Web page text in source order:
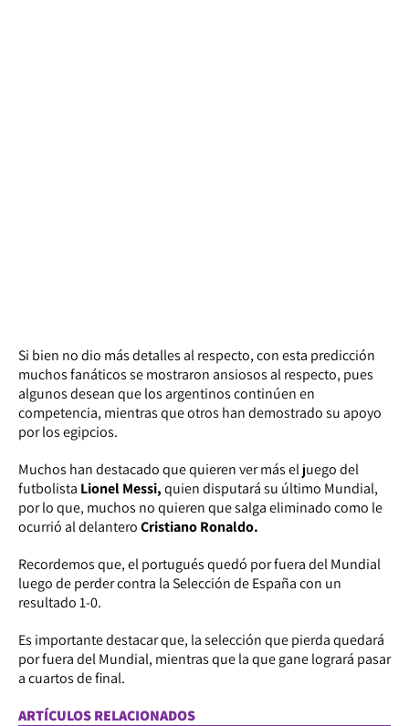
Si bien no dio más detalles al respecto, con esta predicción
muchos fanáticos se mostraron ansiosos al respecto, pues
algunos desean que los argentinos continúen en
competencia, mientras que otros han demostrado su apoyo
por los egipcios.
Muchos han destacado que quieren ver más el juego del
futbolista Lionel Messi,quien disputará su último Mundial,
por lo que, muchos no quieren que salga eliminado como le
ocurrió al delanteroCristiano Ronaldo.
Recordemos que, el portugués quedó por fuera del Mundial
luego de perder contra la Selección de España con un
resultado 1-0.
Es importante destacar que, la selección que pierda quedará
por fuera del Mundial, mientras que la que gane logrará pasar
a cuartos de final.
ARTÍCULOS RELACIONADOS